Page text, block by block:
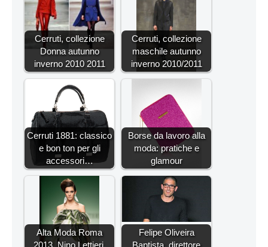
Cerruti, collezione
Donna autunno
inverno 2010 2011
Cerruti, collezione
maschile autunno
inverno 2010/2011
Cerruti 1881: classico
e bon ton per gli
accessori…
Borse da lavoro alla
moda: pratiche e
glamour
Alta Moda Roma
2013, Nino Lettieri,
Felipe Oliveira
Baptista, direttore